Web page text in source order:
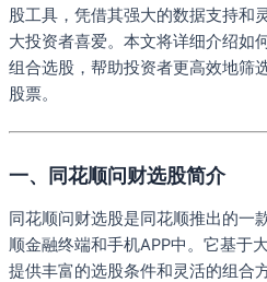
股工具，凭借其强大的数据支持和
大投资者喜爱。本文将详细介绍如
组合选股，帮助投资者更高效地筛
股票。
一、同花顺问财选股简介
同花顺问财选股是同花顺推出的一
顺金融终端和手机APP中。它基于
提供丰富的选股条件和灵活的组合